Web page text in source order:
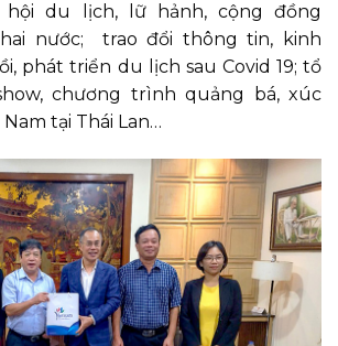
hội du lịch, lữ hảnh, cộng đồng
nước; trao đổi thông tin, kinh
phát triển du lịch sau Covid 19; tổ
chương trình quảng bá, xúc
tại Thái Lan…